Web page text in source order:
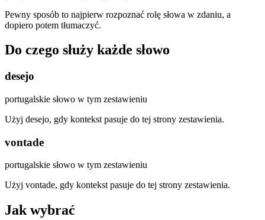
Pewny sposób to najpierw rozpoznać rolę słowa w zdaniu, a
dopiero potem tłumaczyć.
Do czego służy każde słowo
desejo
portugalskie słowo w tym zestawieniu
Użyj desejo, gdy kontekst pasuje do tej strony zestawienia.
vontade
portugalskie słowo w tym zestawieniu
Użyj vontade, gdy kontekst pasuje do tej strony zestawienia.
Jak wybrać